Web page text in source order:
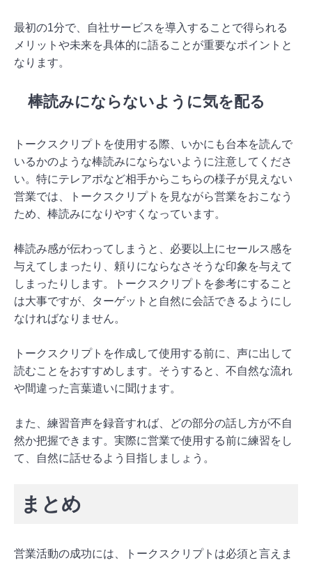
最初の1分で、自社サービスを導入することで得られる
メリットや未来を具体的に語ることが重要なポイントと
なります。
棒読みにならないように気を配る
トークスクリプトを使用する際、いかにも台本を読んで
いるかのような棒読みにならないように注意してくださ
い。特にテレアポなど相手からこちらの様子が見えない
営業では、トークスクリプトを見ながら営業をおこなう
ため、棒読みになりやすくなっています。
棒読み感が伝わってしまうと、必要以上にセールス感を
与えてしまったり、頼りにならなさそうな印象を与えて
しまったりします。トークスクリプトを参考にすること
は大事ですが、ターゲットと自然に会話できるようにし
なければなりません。
トークスクリプトを作成して使用する前に、声に出して
読むことをおすすめします。そうすると、不自然な流れ
や間違った言葉遣いに聞けます。
また、練習音声を録音すれば、どの部分の話し方が不自
然か把握できます。実際に営業で使用する前に練習をし
て、自然に話せるよう目指しましょう。
まとめ
営業活動の成功には、トークスクリプトは必須と言えま